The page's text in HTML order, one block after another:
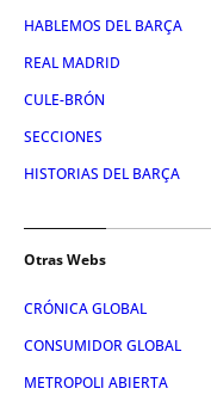
HABLEMOS DEL BARÇA
REAL MADRID
CULE-BRÓN
SECCIONES
HISTORIAS DEL BARÇA
Otras Webs
CRÓNICA GLOBAL
CONSUMIDOR GLOBAL
METROPOLI ABIERTA